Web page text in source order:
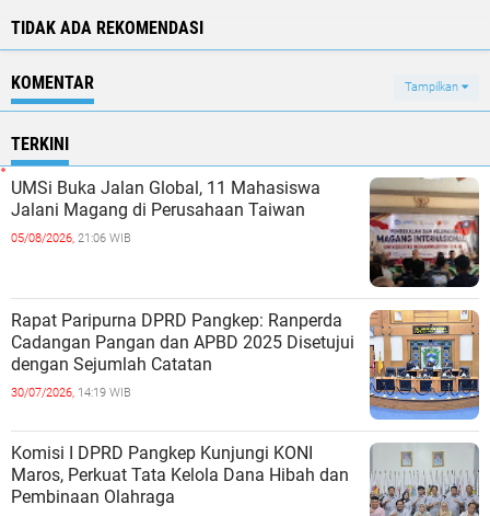
TIDAK ADA REKOMENDASI
KOMENTAR Tampilkan
TERKINI
UMSi Buka Jalan Global, 11 Mahasiswa
Jalani Magang di Perusahaan Taiwan
05/08/2026, 21:06 WIB
Rapat Paripurna DPRD Pangkep: Ranperda
Cadangan Pangan dan APBD 2025 Disetujui
dengan Sejumlah Catatan
30/07/2026, 14:19 WIB
Komisi I DPRD Pangkep Kunjungi KONI
Maros, Perkuat Tata Kelola Dana Hibah dan
Pembinaan Olahraga